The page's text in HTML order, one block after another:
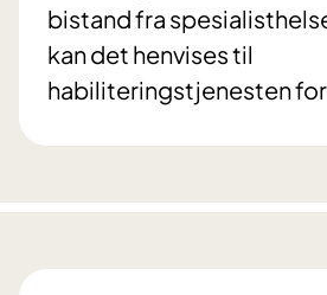
bistand fra
kan det henvises til
habiliteringstjenesten